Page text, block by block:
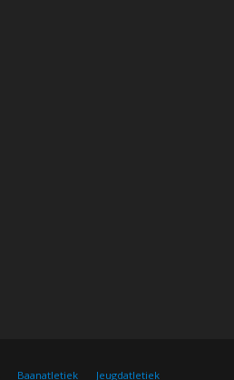
Baanatletiek Jeugdatletiek